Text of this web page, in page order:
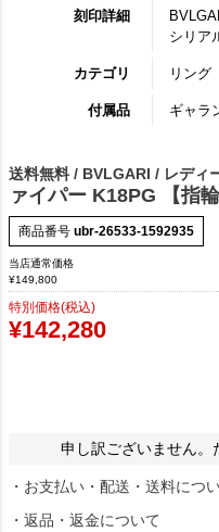
刻印詳細
シリア
カテゴリ リング
付属品 ギャラ
送料無料 / BVLGARI / レディ
ァイパー K18PG 【指
商品番号 ubr-26533-1592935
当店通常価格
¥149,800
特別価格(税込)
¥142,280
申し訳ございません。
・お支払い・配送・送料につ
・返品・返金について